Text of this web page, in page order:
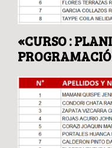
«CURSO :